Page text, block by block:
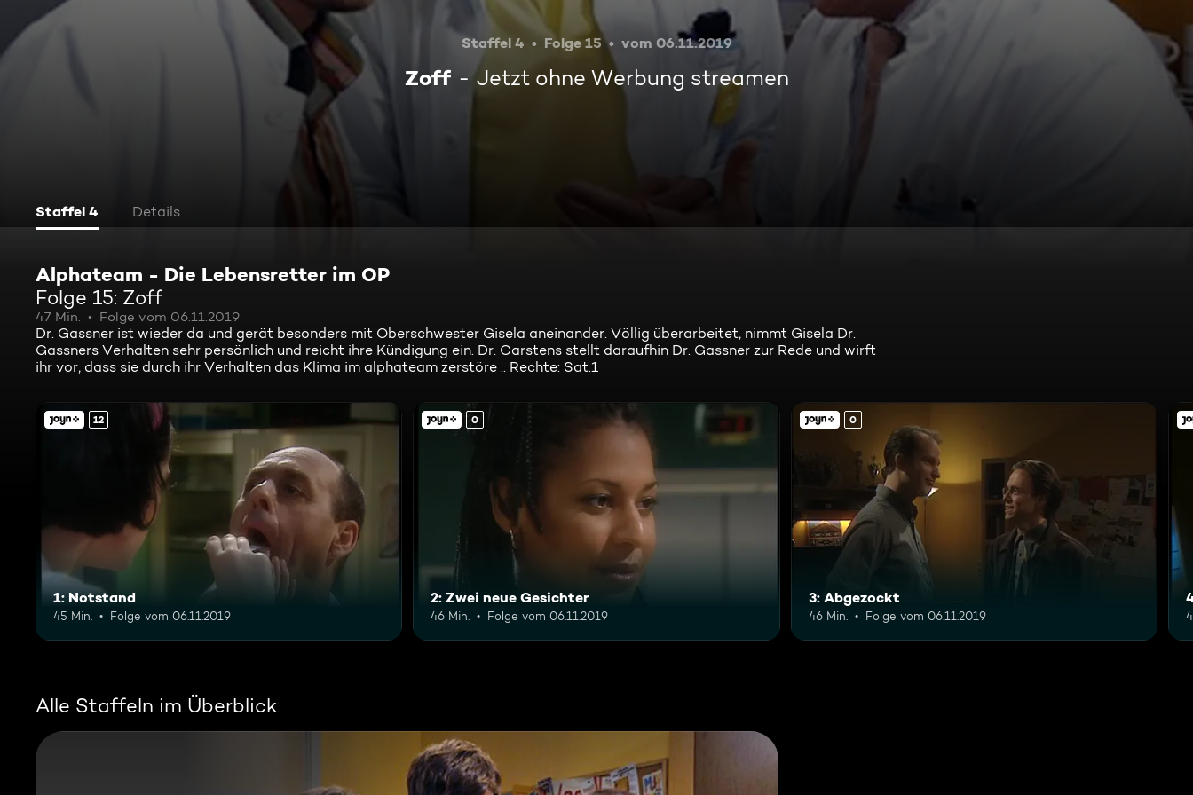
Staffel 4 Folge 15 vom 06.11.2019
Zoff Jetzt ohne Werbung streamen
Staffel 4 Details
Alphateam - Die Lebensretter im OP
Folge 15: Zoff
47 Min. Folge vom 06.11.2019
Dr. Gassner ist wieder da und gerät besonders mit Oberschwester Gisela aneinander. Völlig überarbeitet, nimmt Gisela Dr.
Gassners Verhalten sehr persönlich und reicht ihre Kündigung ein. Dr. Carstens stellt daraufhin Dr. Gassner zur Rede und wirft
ihr vor, dass sie durch ihr Verhalten das Klima im alphateam zerstöre .. Rechte: Sat.1
12
1: Notstand
45 Min. Folge vom 06.11.2019
0
2: Zwei neue Gesichter
46 Min. Folge vom 06.11.2019
0
3: Abgezockt
46 Min. Folge vom 06.11.2019
Alle Staffeln im Überblick